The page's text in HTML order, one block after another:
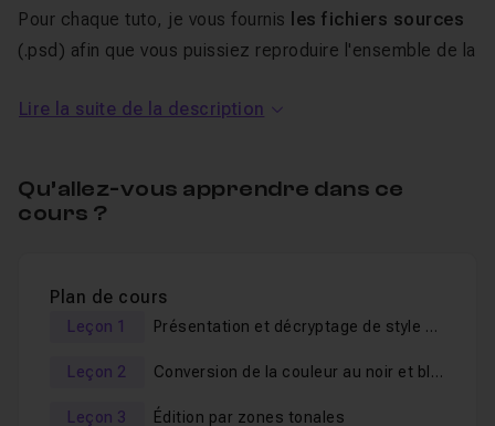
Pour chaque tuto, je vous fournis
les fichiers sources
(.psd) afin que vous puissiez reproduire l'ensemble de la
série. Grâce à ces ateliers « photographier et retoucher
entrent en jeu dans la prise de photo pro, mais en plus
également capable de modifier votre image sur
Photoshop, pour donner à vos portraitscette touche
professionnelle
qui les fait sortir du lot !
Lire la suite de la description
Qu’allez-vous apprendre dans ce
cours ?
Plan de cours
Leçon 1 Présentation et décryptage de style Sebastião Salgado
Leçon 2 Conversion de la couleur au noir et blanc - théorie
Leçon 3 Édition par zones tonales